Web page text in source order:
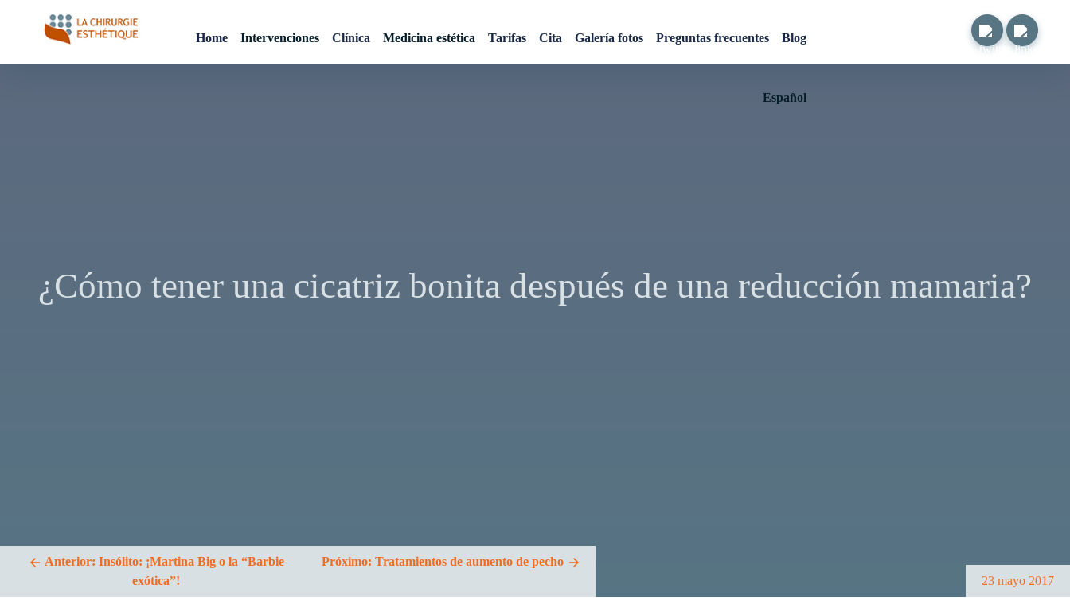
Home Intervenciones Clínica Medicina estética Tarifas Cita Galería fotos Preguntas frecuentes Blog
Español
¿Cómo tener una cicatriz bonita después de una reducción mamaria?
23 mayo 2017
Anterior: Insólito: ¡Martina Big o la “Barbie
exótica”!
Próximo: Tratamientos de aumento de pecho